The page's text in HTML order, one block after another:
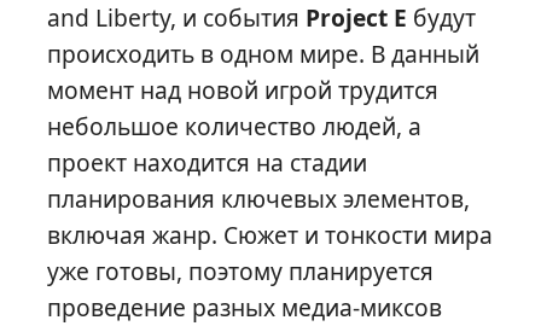
and Liberty, и события Project E будут
происходить в одном мире. В данный
момент над новой игрой трудится
небольшое количество людей, а
проект находится на стадии
планирования ключевых элементов,
включая жанр. Сюжет и тонкости мира
уже готовы, поэтому планируется
проведение разных медиа-миксов